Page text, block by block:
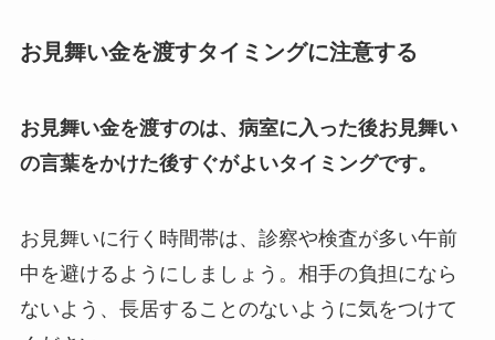
お見舞い金を渡すタイミングに注意する
お見舞い金を渡すのは、病室に入った後お見舞い
の言葉をかけた後すぐがよいタイミングです。
お見舞いに行く時間帯は、診察や検査が多い午前
中を避けるようにしましょう。相手の負担になら
ないよう、長居することのないように気をつけて